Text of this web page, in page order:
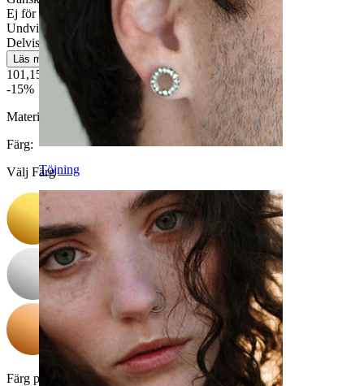
Töjning
Ej för känslig hud
Undvik vatten
Delvis hållbar
Läs mer
101,15 kr119,00 kr
-15%
Material:
Kirurgiskt stål / Mässing
Färg:
Välj Färg
Färg på sten:
Aurora Borealis